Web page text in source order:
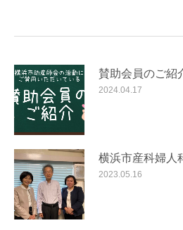
賛助会員のご紹
2024.04.17
横浜市産科婦
2023.05.16